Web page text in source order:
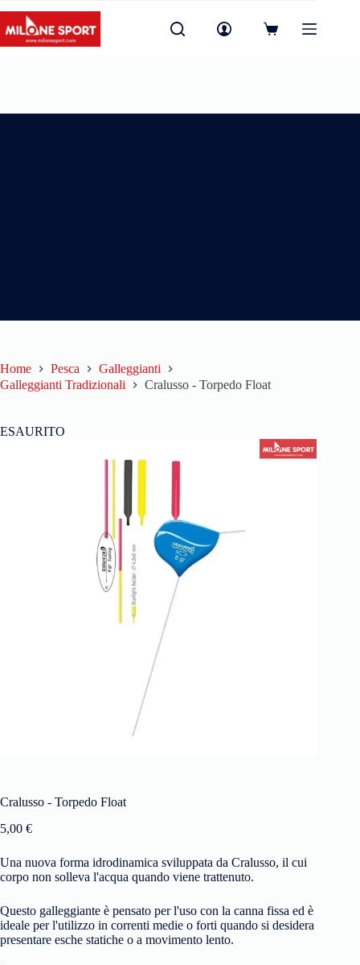
Home Pesca
Galleggianti
Galleggianti Tradizionali
Cralusso - Torpedo Float
ESAURITO
Cralusso - Torpedo Float
5,00 €
Una nuova forma idrodinamica sviluppata da Cralusso, il cui
corpo non solleva l'acqua quando viene trattenuto.
Questo galleggiante è pensato per l'uso con la canna fissa ed è
ideale per l'utilizzo in correnti medie o forti quando si desidera
presentare esche statiche o a movimento lento.